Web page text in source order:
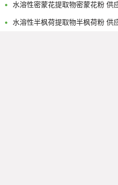
量
水溶性密蒙花提取物密蒙花粉 供
多规格密蒙花浓缩原液
水溶性半枫荷提取物半枫荷粉 供